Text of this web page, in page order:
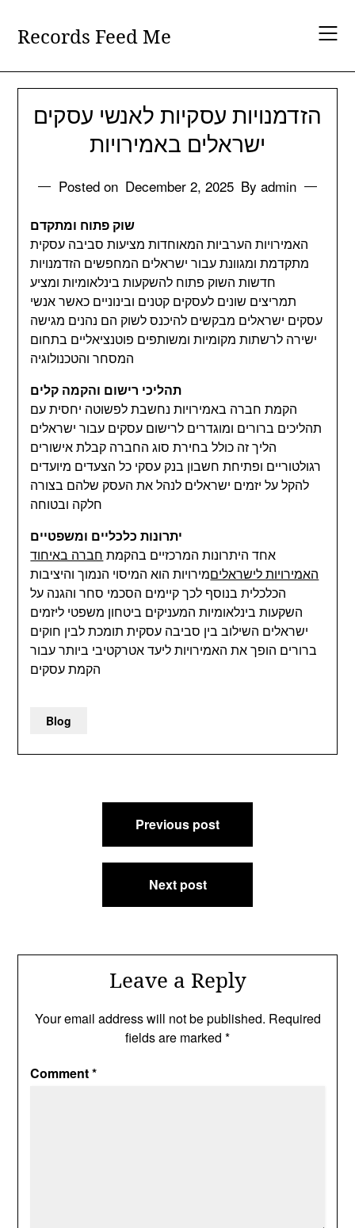
contentRecords Feed Me
הזדמנויות עסקיות לאנשי עסקים
ישראלים באמירויות
Posted on December 2, 2025 By admin
שוק פתוח ומתקדם
האמירויות הערביות המאוחדות מציעות סביבה עסקית
מתקדמת ומגוונת עבור ישראלים המחפשים הזדמנויות
חדשות השוק פתוח להשקעות בינלאומיות ומציע
תמריצים שונים לעסקים קטנים ובינוניים כאשר אנשי
עסקים ישראלים מבקשים להיכנס לשוק הם נהנים מגישה
ישירה לרשתות מקומיות ומשותפים פוטנציאליים בתחום
המסחר והטכנולוגיה
תהליכי רישום והקמה קלים
הקמת חברה באמירויות נחשבת לפשוטה יחסית עם
תהליכים ברורים ומוגדרים לרישום עסקים עבור ישראלים
הליך זה כולל בחירת סוג החברה קבלת אישורים
רגולטוריים ופתיחת חשבון בנק עסקי כל הצעדים מיועדים
להקל על יזמים ישראלים לנהל את העסק שלהם בצורה
חלקה ובטוחה
יתרונות כלכליים ומשפטיים
אחד היתרונות המרכזיים בהקמת חברה באיחוד
האמירויות לישראליםמירויות הוא המיסוי הנמוך והיציבות
הכלכלית בנוסף לכך קיימים הסכמי סחר והגנה על
השקעות בינלאומיות המעניקים ביטחון משפטי ליזמים
ישראלים השילוב בין סביבה עסקית תומכת לבין חוקים
ברורים הופך את האמירויות ליעד אטרקטיבי ביותר עבור
הקמת עסקים
Blog
Previous post
Next post
Leave a Reply
Your email address will not be published. Required
fields are marked *
Comment*